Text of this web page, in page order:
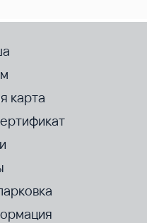
карта